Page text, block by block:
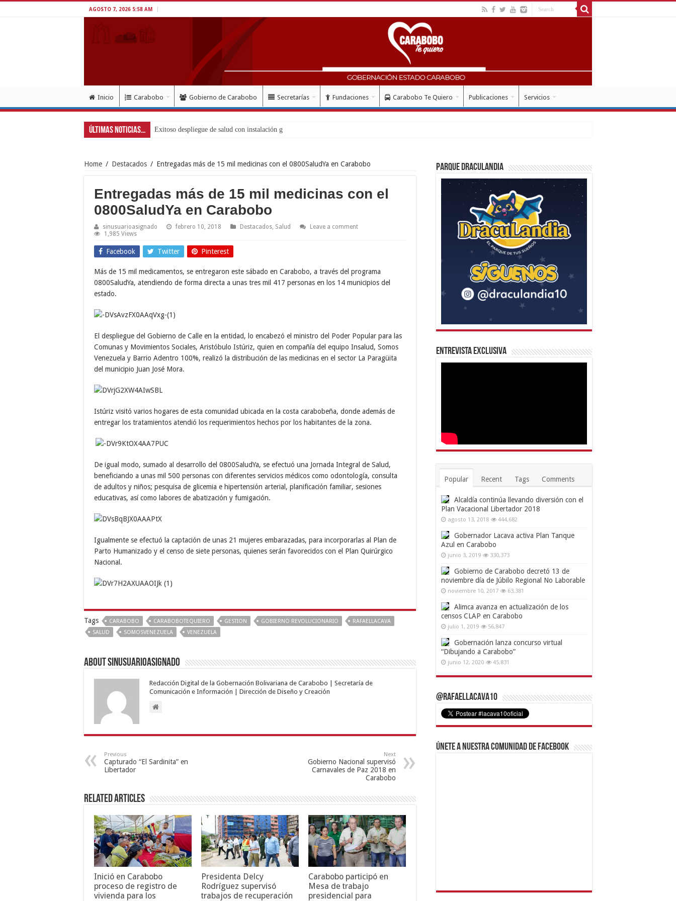
AGOSTO 7, 2026 5:58 AM
Inicio Carabobo Gobierno de Carabobo Secretarías Fundaciones Carabobo Te Quiero Publicaciones Servicios
Últimas Noticias...
Home / Destacados / Entregadas más de 15 mil medicinas con el 0800SaludYa en Carabobo
Entregadas más de 15 mil medicinas con el
0800SaludYa en Carabobo
sinusuarioasignado febrero 10, 2018 Destacados Salud
Leave a comment
1,985 Views
Facebook Twitter Pinterest
Más de 15 mil medicamentos, se entregaron este sábado en Carabobo, a través del programa
0800SaludYa, atendiendo de forma directa a unas tres mil 417 personas en los 14 municipios del
estado.
El despliegue del Gobierno de Calle en la entidad, lo encabezó el ministro del Poder Popular para las
Comunas y Movimientos Sociales, Aristóbulo Istúriz, quien en compañía del equipo Insalud, Somos
Venezuela y Barrio Adentro 100%, realizó la distribución de las medicinas en el sector La Paragüita
del municipio Juan José Mora.
Istúriz visitó varios hogares de esta comunidad ubicada en la costa carabobeña, donde además de
entregar los tratamientos atendió los requerimientos hechos por los habitantes de la zona.
De igual modo, sumado al desarrollo del 0800SaludYa, se efectuó una Jornada Integral de Salud,
beneficiando a unas mil 500 personas con diferentes servicios médicos como odontología, consulta
de adultos y niños; pesquisa de glicemia e hipertensión arterial, planificación familiar, sesiones
educativas, así como labores de abatización y fumigación.
Igualmente se efectuó la captación de unas 21 mujeres embarazadas, para incorporarlas al Plan de
Parto Humanizado y el censo de siete personas, quienes serán favorecidos con el Plan Quirúrgico
Nacional.
Tags CARABOBO CARABOBOTEQUIERO GESTION GOBIERNO REVOLUCIONARIO
RAFAELLACAVA
SALUD
SOMOSVENEZUELA VENEZUELA
About sinusuarioasignado
Redacción Digital de la Gobernación Bolivariana de Carabobo | Secretaría de
Comunicación e Información | Dirección de Diseño y Creación
Previous
Capturado “El Sardinita” en
Libertador
Next
Gobierno Nacional supervisó
Carnavales de Paz 2018 en
Carabobo
Related Articles
Inició en Carabobo
proceso de registro de
vivienda para los
Presidenta Delcy
Rodríguez supervisó
trabajos de recuperación
Carabobo participó en
Mesa de trabajo
presidencial para
Parque Draculandia
Entrevista Exclusiva
Popular Recent Tags Comments
Alcaldía continúa llevando diversión con el
Plan Vacacional Libertador 2018
agosto 13, 2018 444,682
Gobernador Lacava activa Plan Tanque
Azul en Carabobo
junio 3, 2019 330,373
Gobierno de Carabobo decretó 13 de
noviembre día de Júbilo Regional No Laborable
noviembre 10, 2017 63,381
Alimca avanza en actualización de los
censos CLAP en Carabobo
julio 1, 2019 56,847
Gobernación lanza concurso virtual
“Dibujando a Carabobo”
junio 12, 2020 45,831
@RafaelLacava10
Únete a nuestra comunidad de Facebook